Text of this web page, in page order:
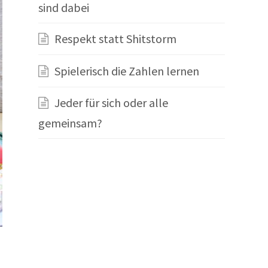
sind dabei
Respekt statt Shitstorm
Spielerisch die Zahlen lernen
Jeder für sich oder alle
gemeinsam?